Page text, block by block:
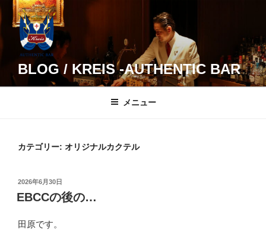
コ
BLOG / KREIS -AUTHENTIC BAR
メニュー
カテゴリー: オリジナルカクテル
投
稿
日:
2026年6月30日
EBCCの後の…
田原です。